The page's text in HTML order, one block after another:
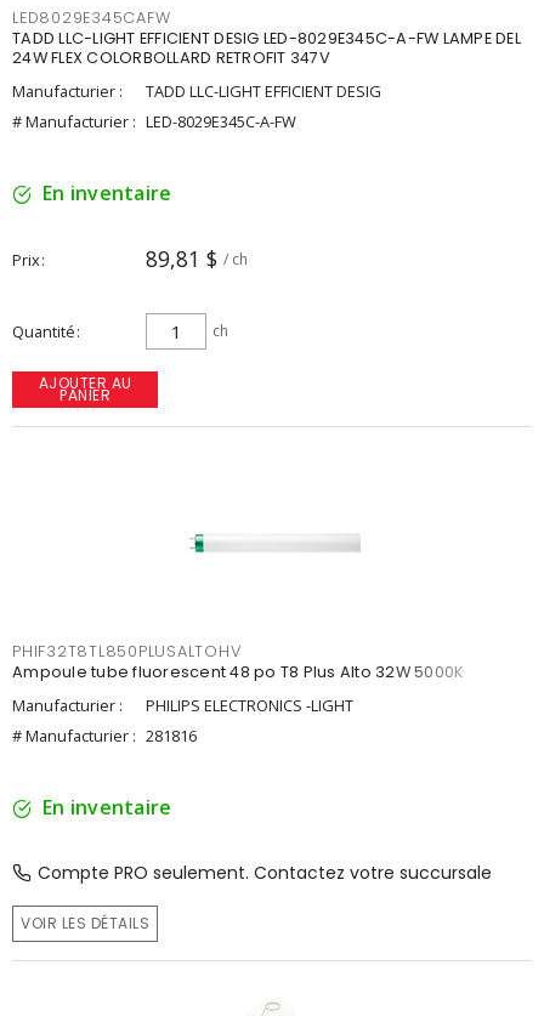
LED8029E345CAFW
TADD LLC-LIGHT EFFICIENT DESIG LED-8029E345C-A-FW LAMPE DEL
24W FLEX COLORBOLLARD RETROFIT 347V
Manufacturier :
TADD LLC-LIGHT EFFICIENT DESIG
# Manufacturier : LED-8029E345C-A-FW
En inventaire
Prix 89,81 $ / ch
Quantité ch
AJOUTER AU
PANIER
PHIF32T8TL850PLUSALTOHV
Ampoule tube fluorescent 48 po T8 Plus Alto 32W 5000K
Manufacturier :
PHILIPS ELECTRONICS -LIGHT
# Manufacturier : 281816
En inventaire
Compte PRO seulement. Contactez votre succursale
VOIR LES DÉTAILS